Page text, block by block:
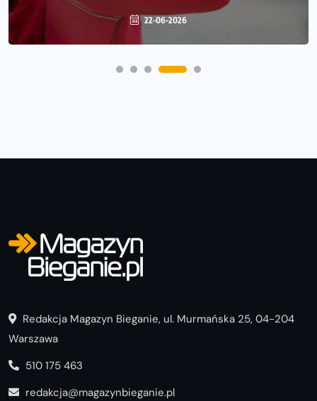
22-06-2026
Redakcja Magazyn Bieganie, ul. Murmańska 25, 04-204
Warszawa
510 175 463
redakcja@magazynbieganie.pl